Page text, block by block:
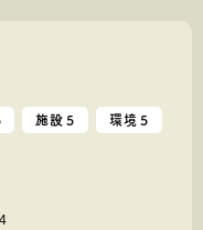
施設 5 環境 5